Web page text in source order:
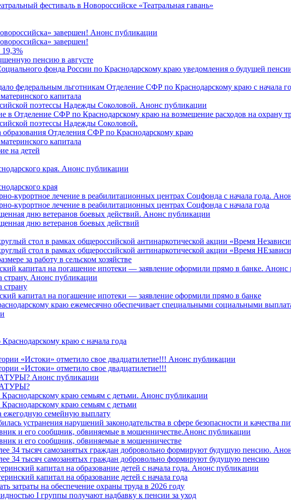
фестиваль в Новороссийске «Театральная гавань»
завершен! Анонс публикации
завершен!
пенсию в августе
фонда России по Краснодарскому краю уведомления о будущей пенсии
федеральным льготникам Отделение СФР по Краснодарскому краю с начала
капитала
поэтессы Надежды Соколовой. Анонс публикации
в Отделение СФР по Краснодарскому краю на возмещение расходов на охрану
поэтессы Надежды Соколовой.
образования Отделения СФР по Краснодарскому краю
капитала
на детей
края. Анонс публикации
края
курортное лечение в реабилитационных центрах Соцфонда с начала года.
курортное лечение в реабилитационных центрах Соцфонда с начала года
дню ветеранов боевых действий. Анонс публикации
дню ветеранов боевых действий
стол в рамках общероссийской антинаркотической акции «Время
стол в рамках общероссийской антинаркотической акции «Время
за работу в сельском хозяйстве
капитал на погашение ипотеки — заявление оформили прямо в банке. Анонс
страну. Анонс публикации
страну
капитал на погашение ипотеки — заявление оформили прямо в банке
краю ежемесячно обеспечивает специальными социальными
краю с начала года
«Истоки» отметило свое двадцатилетие!!! Анонс публикации
«Истоки» отметило свое двадцатилетие!!!
Анонс публикации
краю семьям с детьми. Анонс публикации
краю семьям с детьми
ежегодную семейную выплату
устранения нарушений законодательства в сфере безопасности и качества
и его сообщник, обвиняемые в мошенничестве.Анонс публикации
и его сообщник, обвиняемые в мошенничестве
34 тысяч самозанятых граждан добровольно формируют будущую пенсию.
34 тысяч самозанятых граждан добровольно формируют будущую пенсию
капитал на образование детей с начала года. Анонс публикации
капитал на образование детей с начала года
затраты на обеспечение охраны труда в 2026 году
I группы получают надбавку к пенсии за уход